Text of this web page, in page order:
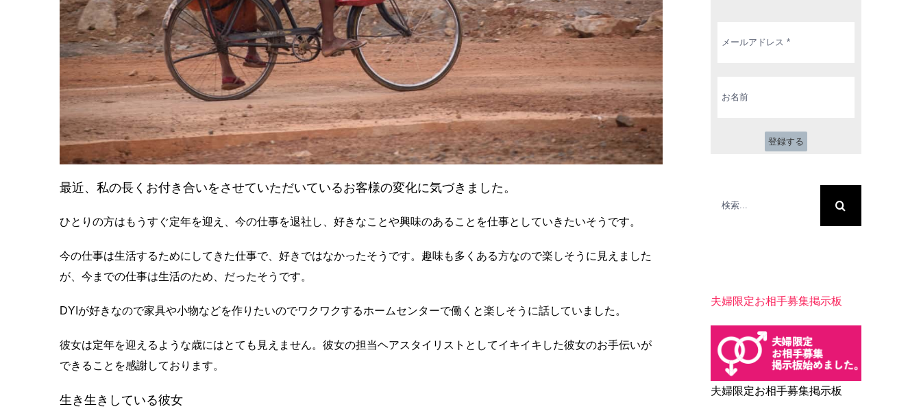
最近、私の長くお付き合いをさせていただいているお客様の変化に気づきました。
ひとりの方はもうすぐ定年を迎え、今の仕事を退社し、好きなことや興味のあることを仕事としていきたいそうです。
今の仕事は生活するためにしてきた仕事で、好きではなかったそうです。趣味も多くある方なので楽しそうに見えました
が、今までの仕事は生活のため、だったそうです。
DYIが好きなので家具や小物などを作りたいのでワクワクするホームセンターで働くと楽しそうに話していました。
彼女は定年を迎えるような歳にはとても見えません。彼女の担当ヘアスタイリストとしてイキイキした彼女のお手伝いが
できることを感謝しております。
生き生きしている彼女
ー
夫婦限定お相手募集掲示板
夫婦限定お相手募集掲示板